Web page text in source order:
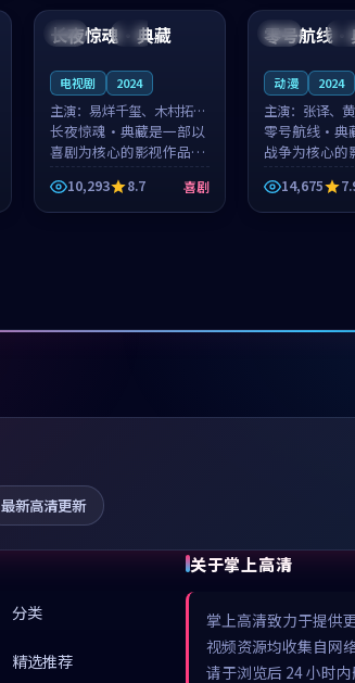
日本 高分
长夜惊魂·典藏
电视剧 2024
主演： 易烊千玺、木村拓哉
等
长夜惊魂·典藏是一部以
喜剧为核心的影视作品，
围绕危机、反转与人物成
长展开，整体节奏紧凑，
值得推荐观看。
10,293 8.7 喜剧
韩国 独
零号航线·
动漫 2024
主演： 张译、
零号航线·典
战争为核心的
围绕危机、反
长展开，整体
值得推荐观看
14,675
最新高清更新
分类
精选推荐
关于掌上高清
掌上高清致力于提供
视频资源均收集自网
请于浏览后 24 小时